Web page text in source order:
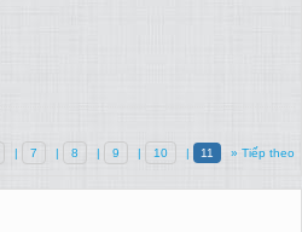
| 7 | 8 | 9 | 10 | 11 » Tiếp theo